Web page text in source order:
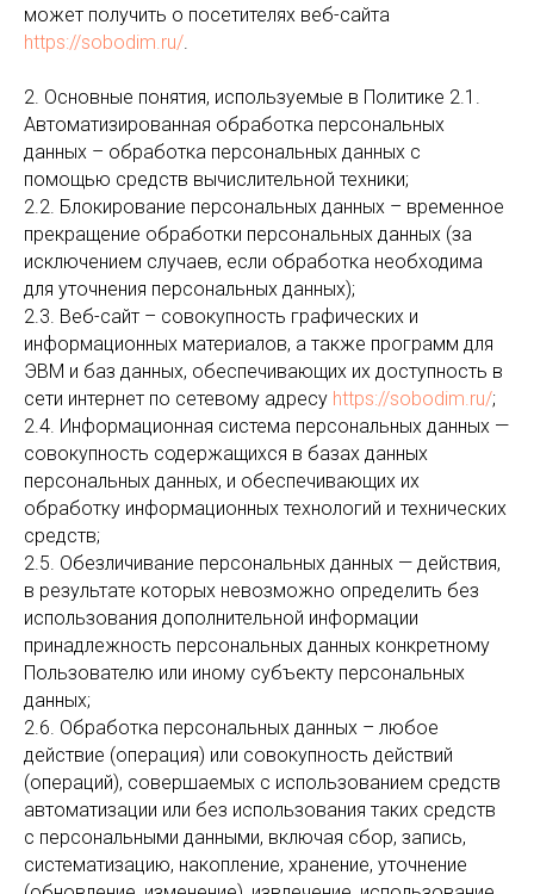
может получить о посетителях веб-сайта
https://sobodim.ru/.
2. Основные понятия, используемые в Политике 2.1.
Автоматизированная обработка персональных
данных – обработка персональных данных с
помощью средств вычислительной техники;
2.2. Блокирование персональных данных – временное
прекращение обработки персональных данных (за
исключением случаев, если обработка необходима
для уточнения персональных данных);
2.3. Веб-сайт – совокупность графических и
информационных материалов, а также программ для
ЭВМ и баз данных, обеспечивающих их доступность в
сети интернет по сетевому адресу https://sobodim.ru/;
2.4. Информационная система персональных данных —
совокупность содержащихся в базах данных
персональных данных, и обеспечивающих их
обработку информационных технологий и технических
средств;
2.5. Обезличивание персональных данных — действия,
в результате которых невозможно определить без
использования дополнительной информации
принадлежность персональных данных конкретному
Пользователю или иному субъекту персональных
данных;
2.6. Обработка персональных данных – любое
действие (операция) или совокупность действий
(операций), совершаемых с использованием средств
автоматизации или без использования таких средств
с персональными данными, включая сбор, запись,
систематизацию, накопление, хранение, уточнение